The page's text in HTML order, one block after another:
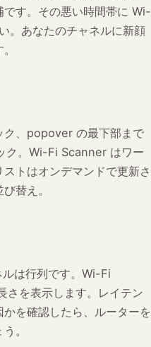
す。その悪い時間帯に Wi-
。あなたのチャネルに新顔
ク、popover の最下部まで
ク。Wi-Fi Scanner はワー
トはオンデマンドで更新さ
替え。
は行列です。Wi-Fi
さを表示します。レイテン
を確認したら、ルーターを
。